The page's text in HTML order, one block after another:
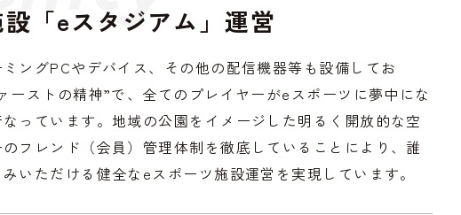
「eスタジアム」運営
ングPCやデバイス、その他の配信機器等も設備してお
ーストの精神”で、全てのプレイヤーがeスポーツに夢中にな
っています。地域の公園をイメージした明るく開放的な空
フレンド（会員）管理体制を徹底していることにより、誰
いただける健全なeスポーツ施設運営を実現しています。